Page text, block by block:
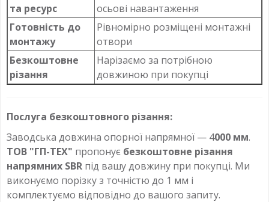
та ресурс
осьові навантаження
Готовність до
монтажу
Рівномірно розміщені монтажні
отвори
Безкоштовне
різання
Нарізаємо за потрібною
довжиною при покупці
Послуга безкоштовного різання:
Заводська довжина опорної напрямної — 4000 мм.
ТОВ "ГП-ТЕХ" пропонує безкоштовне різання
напрямних SBR під вашу довжину при покупці. Ми
виконуємо порізку з точністю до 1 мм і
комплектуємо відповідно до вашого запиту.